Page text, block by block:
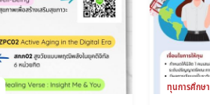
ทุนการศึกษา